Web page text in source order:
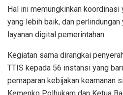
Hal ini memungkinkan
yang lebih baik, dan
layanan digital pemerintahan.
Kegiatan sama dirangkai
TTIS kepada 56 instansi yang
pemaparan kebijakan keamanan